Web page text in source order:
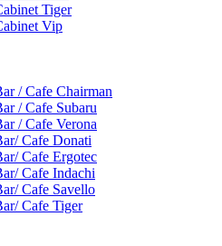
Tiger
Vip
/ Cafe Chairman
/ Cafe Subaru
/ Cafe Verona
Cafe Donati
Cafe Ergotec
Cafe Indachi
Cafe Savello
Cafe Tiger